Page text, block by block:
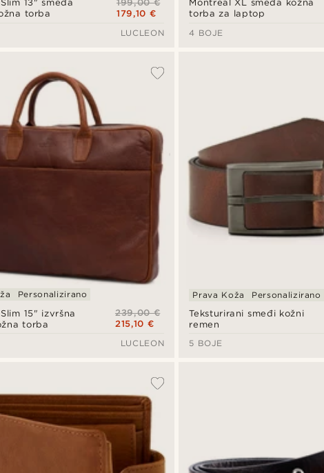
13" smeđa
torba
199,00 €
179,10 €
LUCLEON
Montreal XL smeđa kožna
torba za laptop
4 BOJE
15" izvršna
torba
Personalizirano
239,00 €
215,10 €
LUCLEON
Teksturirani smeđi kožni
remen
Prava Koža Personalizirano
5 BOJE